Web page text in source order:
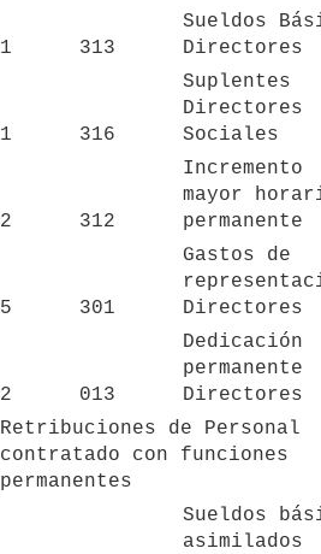
1 313
Sueldos
Directores
1 316
Suplentes
Directores
Sociales
2 312
Incremento
mayor
permanente
5 301
Gastos de
Directores
2 013
Dedicación
permanente
Directores
Retribuciones de Personal
contratado con funciones
permanentes
Sueldos
asimilados